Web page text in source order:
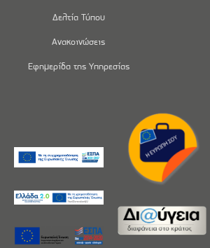
Δελτία Τύπου
Ανακοινώσεις
Εφημερίδα της Υπηρεσίας